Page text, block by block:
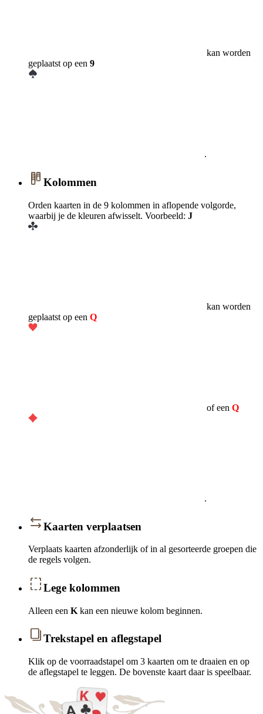
kan worden
geplaatst op een 9
.
Kolommen
Orden kaarten in de 9 kolommen in aflopende volgorde,
waarbij je de kleuren afwisselt. Voorbeeld: J
kan worden
geplaatst op een Q
of een Q
.
Kaarten verplaatsen
Verplaats kaarten afzonderlijk of in al gesorteerde groepen die
de regels volgen.
Lege kolommen
Alleen een K kan een nieuwe kolom beginnen.
Trekstapel en aflegstapel
Klik op de voorraadstapel om 3 kaarten om te draaien en op
de aflegstapel te leggen. De bovenste kaart daar is speelbaar.